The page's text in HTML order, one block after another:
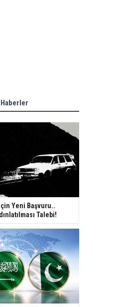
Yeni Başvuru..
Talebi!